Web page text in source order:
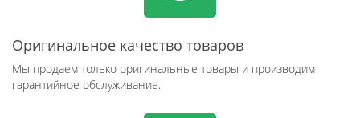
Оригинальное качество товаров
Мы продаем только оригинальные товары и производим
гарантийное обслуживание.